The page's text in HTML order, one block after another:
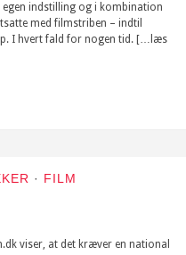
indstilling og i kombination
med filmstriben – indtil
I hvert fald for nogen tid. […læs
· FILM
viser, at det kræver en national